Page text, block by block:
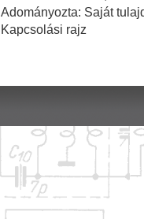
Adományozta: Saját
Kapcsolási rajz